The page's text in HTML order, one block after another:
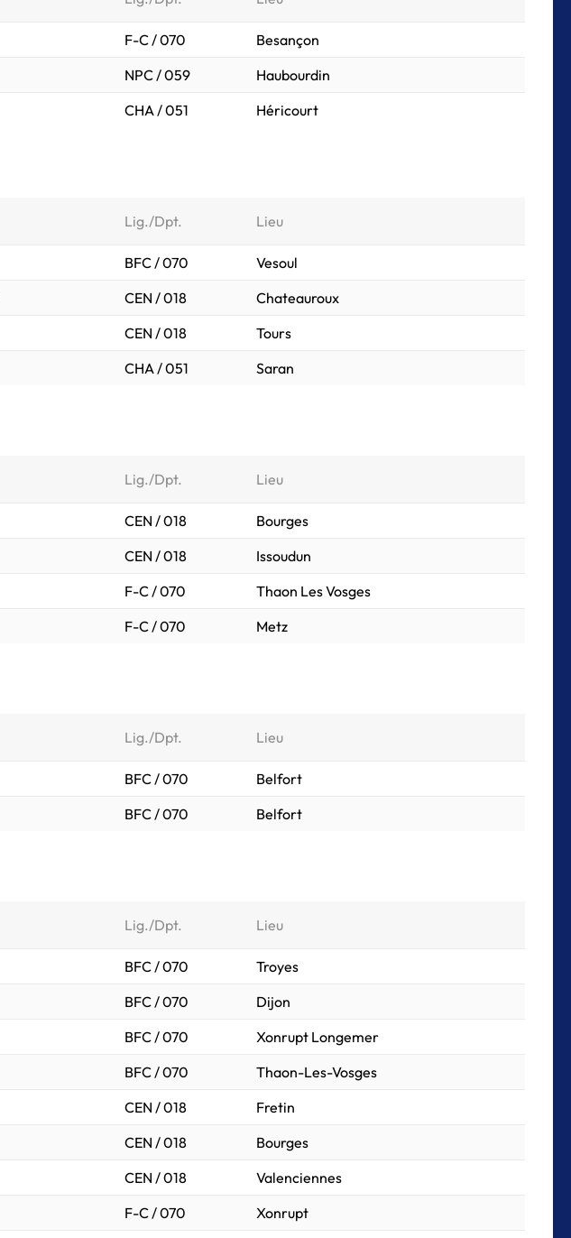
F-C / 070
Besançon
NPC / 059
Haubourdin
CHA / 051 Héricourt
Lig./Dpt. Lieu
BFC / 070
Vesoul
CEN / 018
Chateauroux
CEN / 018
Tours
CHA / 051 Saran
Lig./Dpt. Lieu
CEN / 018
Bourges
CEN / 018
Issoudun
F-C / 070
Thaon Les Vosges
F-C / 070 Metz
Lig./Dpt. Lieu
BFC / 070
Belfort
BFC / 070 Belfort
Lig./Dpt. Lieu
BFC / 070
Troyes
BFC / 070
Dijon
BFC / 070
Xonrupt Longemer
BFC / 070
Thaon-Les-Vosges
CEN / 018
Fretin
CEN / 018
Bourges
CEN / 018
Valenciennes
F-C / 070
Xonrupt